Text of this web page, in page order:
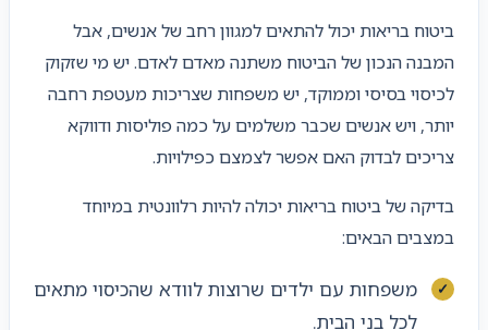
ביטוח בריאות יכול להתאים למגוון רחב של אנשים, אבל
המבנה הנכון של הביטוח משתנה מאדם לאדם. יש מי שזקוק
לכיסוי בסיסי וממוקד, יש משפחות שצריכות מעטפת רחבה
יותר, ויש אנשים שכבר משלמים על כמה פוליסות ודווקא
צריכים לבדוק האם אפשר לצמצם כפילויות.
בדיקה של ביטוח בריאות יכולה להיות רלוונטית במיוחד
במצבים הבאים:
משפחות עם ילדים שרוצות לוודא שהכיסוי מתאים
לכל בני הבית.